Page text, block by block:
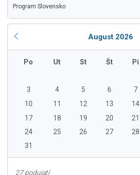
Program Slovensko
August 2026
Po Ut St Št Pi
3
4 5 6 7
10
11 12 13 14
17
18 19 20 21
24
25 26 27 28
31
27 podujatí